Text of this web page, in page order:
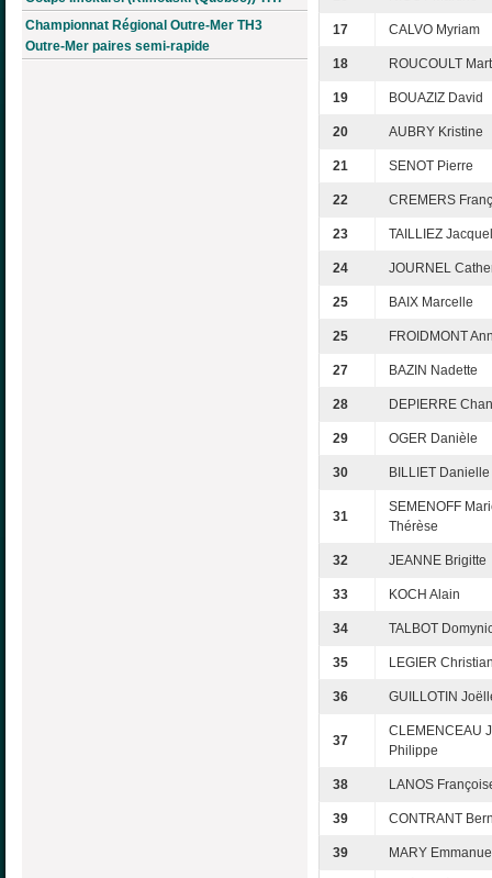
Championnat Régional Outre-Mer TH3
Outre-Mer paires semi-rapide
17 CALVO Myriam
18 ROUCOULT
19 BOUAZIZ David
20 AUBRY Kristine
21 SENOT Pierre
22 CREMERS
23 TAILLIEZ
24 JOURNEL
25 BAIX Marcelle
25 FROIDMONT
27 BAZIN Nadette
28 DEPIERRE
29 OGER Danièle
30 BILLIET Danielle
31
SEMENOFF
Thérèse
32 JEANNE Brigitte
33 KOCH Alain
34 TALBOT
35 LEGIER
36 GUILLOTIN
37
CLEMENCEAU
Philippe
38 LANOS
39 CONTRANT
39 MARY